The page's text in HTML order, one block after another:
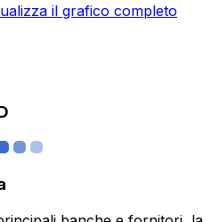
il grafico completo